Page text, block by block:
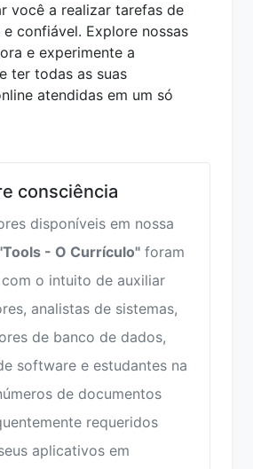
você a realizar tarefas de
confiável. Explore nossas
e experimente a
ter todas as suas
atendidas em um só
consciência
disponíveis em nossa
- O Currículo" foram
o intuito de auxiliar
analistas de sistemas,
de banco de dados,
software e estudantes na
de documentos
requeridos
aplicativos em